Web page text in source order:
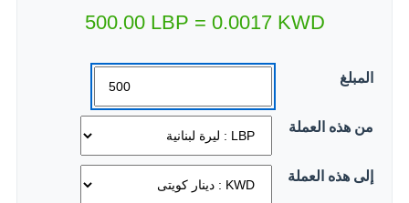
500.00 LBP = 0.0017 KWD
المبلغ
من هذه العملة
إلى هذه العملة